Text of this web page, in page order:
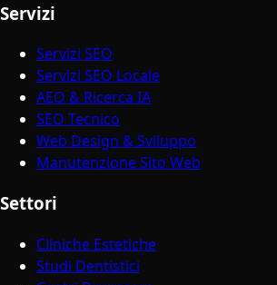
Servizi
Servizi SEO
Servizi SEO Locale
AEO & Ricerca IA
SEO Tecnico
Web Design & Sviluppo
Manutenzione Sito Web
Settori
Cliniche Estetiche
Studi Dentistici